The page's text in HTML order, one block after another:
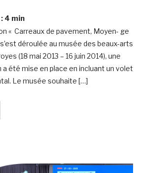
4 min
« Carreaux de pavement, Moyen- ge
déroulée au musée des beaux-arts
(18 mai 2013 – 16 juin 2014), une
été mise en place en incluant un volet
Le musée souhaite […]